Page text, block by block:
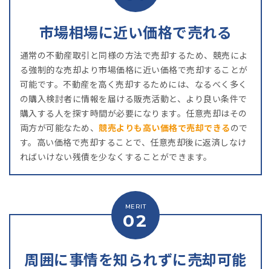
市場相場に近い価格で売れる
通常の不動産取引と同様の方法で売却するため、競売によ
る強制的な売却より市場価格に近い価格で売却することが
可能です。不動産を高く売却するためには、なるべく多く
の購入検討者に情報を届ける販売活動と、より良い条件で
購入する人を探す時間が必要になります。任意売却はその
両方が可能なため、競売よりも高い価格で売却できるので
す。高い価格で売却することで、任意売却後に返済しなけ
ればいけない残債を少なくすることができます。
周囲に事情を知られずに売却可能